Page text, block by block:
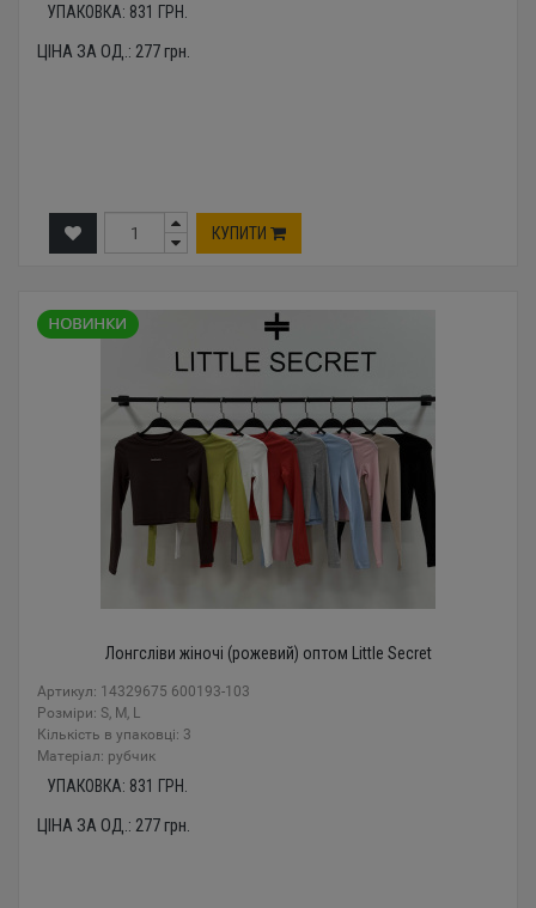
УПАКОВКА: 831 ГРН.
ЦІНА ЗА ОД.: 277грн.
КУПИТИ
Лонгсліви жіночі (рожевий) оптом Little Secret
Артикул: 14329675 600193-103
Розміри: S, M, L
Кількість в упаковці: 3
Mатеріал: рубчик
УПАКОВКА: 831 ГРН.
ЦІНА ЗА ОД.: 277грн.